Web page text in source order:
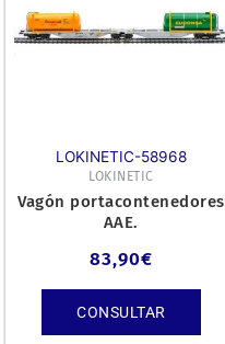
LOKINETIC-58968
LOKINETIC
Vagón portacontenedores
AAE.
83,90€
CONSULTAR